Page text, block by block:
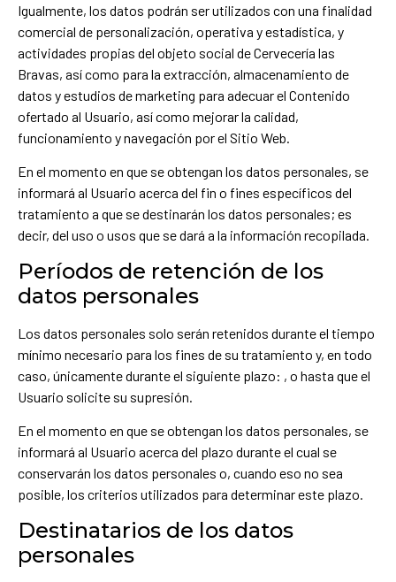
Igualmente, los datos podrán ser utilizados con una finalidad
comercial de personalización, operativa y estadística, y
actividades propias del objeto social de Cervecería las
Bravas, así como para la extracción, almacenamiento de
datos y estudios de marketing para adecuar el Contenido
ofertado al Usuario, así como mejorar la calidad,
funcionamiento y navegación por el Sitio Web.
En el momento en que se obtengan los datos personales, se
informará al Usuario acerca del fin o fines específicos del
tratamiento a que se destinarán los datos personales; es
decir, del uso o usos que se dará a la información recopilada.
Períodos de retención de los
datos personales
Los datos personales solo serán retenidos durante el tiempo
mínimo necesario para los fines de su tratamiento y, en todo
caso, únicamente durante el siguiente plazo: , o hasta que el
Usuario solicite su supresión.
En el momento en que se obtengan los datos personales, se
informará al Usuario acerca del plazo durante el cual se
conservarán los datos personales o, cuando eso no sea
posible, los criterios utilizados para determinar este plazo.
Destinatarios de los datos
personales